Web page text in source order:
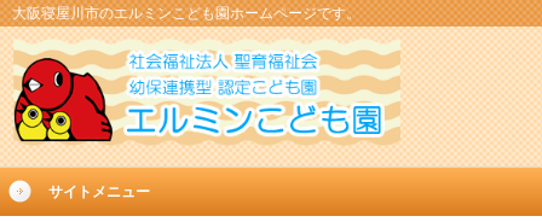
大阪寝屋川市のエルミンこども園ホームページです。
サイトメニュー